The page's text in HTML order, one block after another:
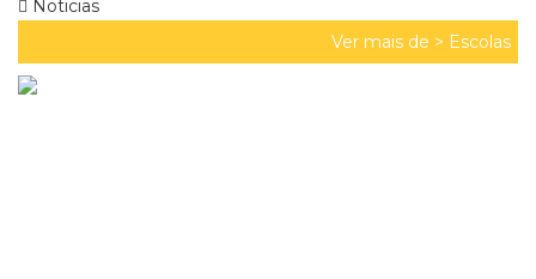
Noticias
Ver mais de > Escolas